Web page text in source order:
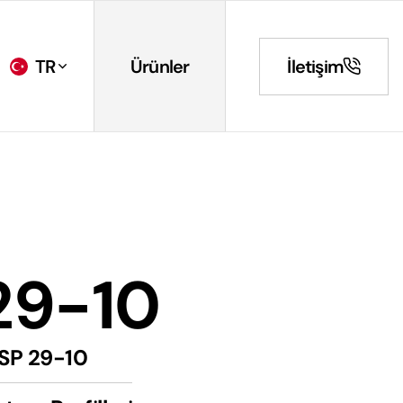
TR Ürünler İletişim
10
29-10